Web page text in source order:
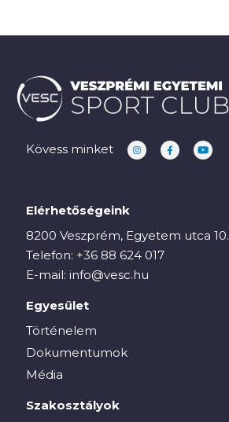
Kövess minket
Elérhetőségeink
8200 Veszprém, Egyetem utca 10.
Telefon: +36 88 624 017
E-mail: info@vesc.hu
Egyesület
Történelem
Dokumentumok
Média
Szakosztályok